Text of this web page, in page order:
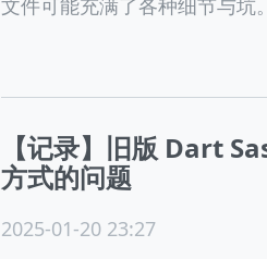
文件可能充满了各种细节与坑
【记录】旧版 Dart
方式的问题
2025-01-20 23:27